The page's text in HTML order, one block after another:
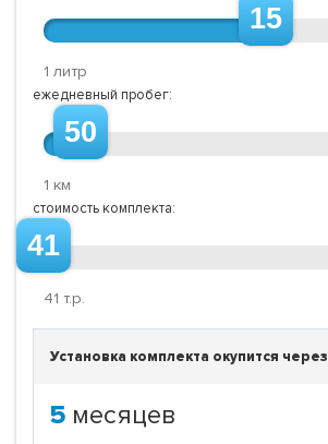
15
1 литр
ежедневный пробег:
50
1 км
стоимость комплекта:
41
41 т.р.
Установка комплекта окупится через
5 месяцев